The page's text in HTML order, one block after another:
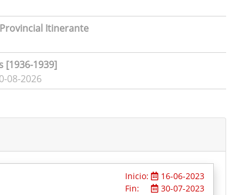
Itinerante
[1936-1939]
08-2026
Inicio:
16-06-2023
Fin:
30-07-2023